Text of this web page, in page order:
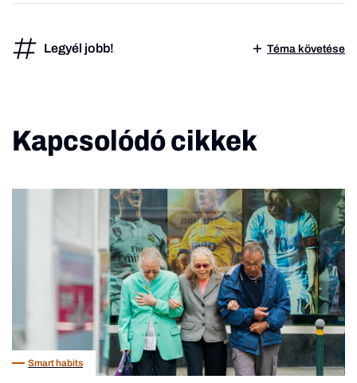
Legyél jobb! Téma követése
Kapcsolódó cikkek
Smart habits